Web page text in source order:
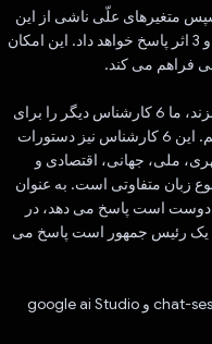
متغیرهای علّی ناشی از این
رویداد را بررسی می کند. ربات چت با 3 علت و 3 اثر پاسخ خواهد داد. این امکان
فراهم می کند.
اگر کاربر بخواهد در یک منطقه خاص شیرجه بزند، ما 6 کارشناس دیگر را برای
درخواست مجدد درخواست خود ارائه می دهیم. این 6 کارشناس نیز دستورات
محلی، شهری، ملی، جهانی، اقتصادی و
زبان متفاوتی است. به عنوان
دوست است پاسخ می دهد، در
یک رئیس جمهور است پاسخ می
از نظر Gemini API، من در درجه اول از chat-session و google ai Studio